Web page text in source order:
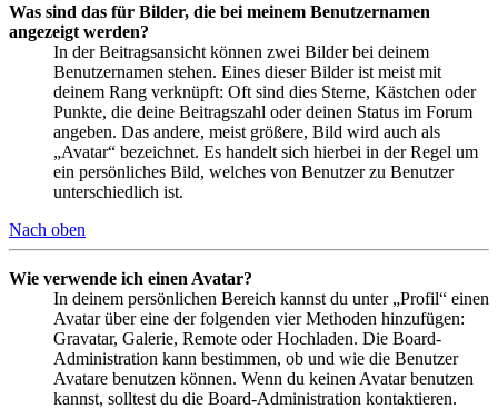
Was sind das für Bilder, die bei meinem Benutzernamen
angezeigt werden?
In der Beitragsansicht können zwei Bilder bei deinem
Benutzernamen stehen. Eines dieser Bilder ist meist mit
deinem Rang verknüpft: Oft sind dies Sterne, Kästchen oder
Punkte, die deine Beitragszahl oder deinen Status im Forum
angeben. Das andere, meist größere, Bild wird auch als
„Avatar“ bezeichnet. Es handelt sich hierbei in der Regel um
ein persönliches Bild, welches von Benutzer zu Benutzer
unterschiedlich ist.
Nach oben
Wie verwende ich einen Avatar?
In deinem persönlichen Bereich kannst du unter „Profil“ einen
Avatar über eine der folgenden vier Methoden hinzufügen:
Gravatar, Galerie, Remote oder Hochladen. Die Board-
Administration kann bestimmen, ob und wie die Benutzer
Avatare benutzen können. Wenn du keinen Avatar benutzen
kannst, solltest du die Board-Administration kontaktieren.